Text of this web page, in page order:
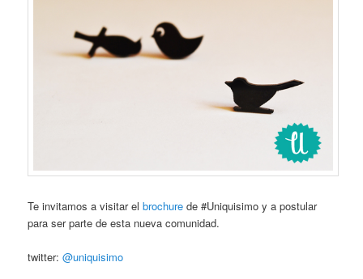
Te invitamos a visitar elbrochurede #Uniquisimo y a postular
para ser parte de esta nueva comunidad.
twitter:@uniquisimo